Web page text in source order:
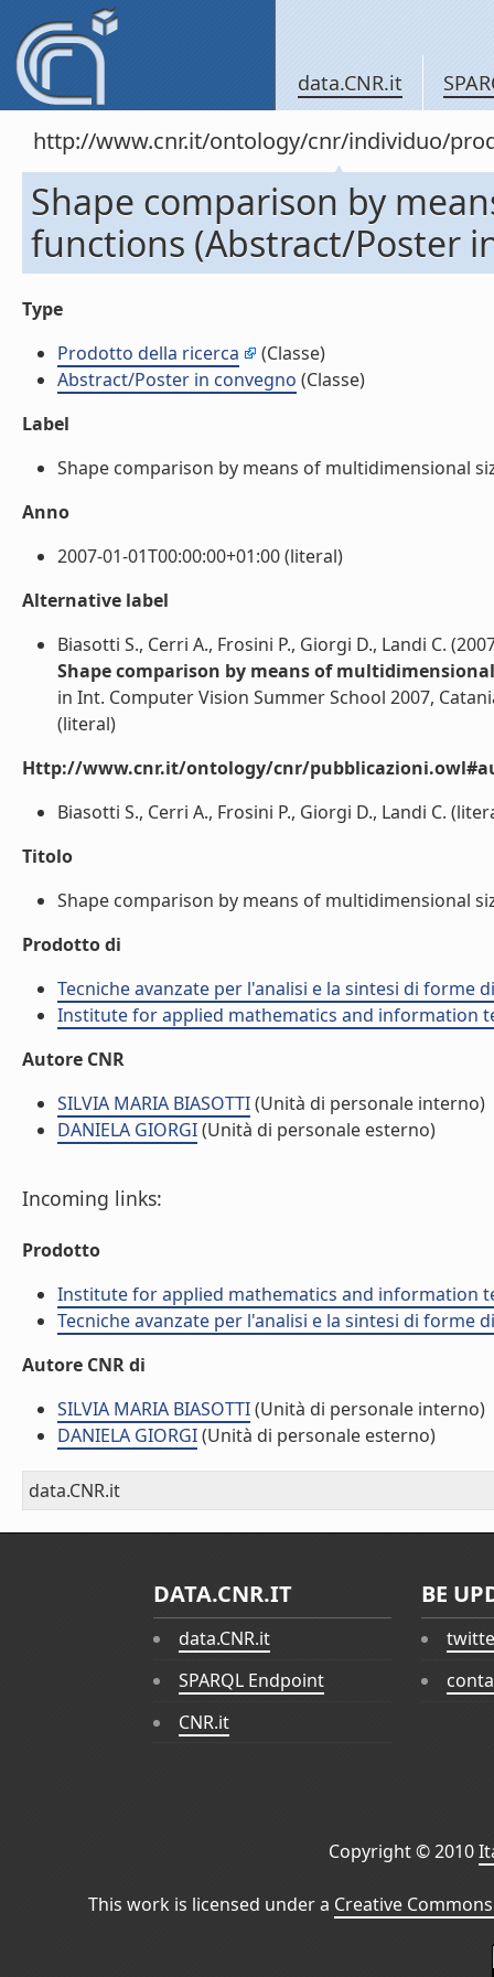
data.CNR.it
http://www.cnr.it/ontology/cnr/individuo/
Shape comparison by
functions (Abstract/Poster
Type
Prodotto della ricerca
(Classe)
Abstract/Poster in convegno (Classe)
Label
Shape comparison by means of multidimensional
Anno
2007-01-01T00:00:00+01:00 (literal)
Alternative label
Biasotti S., Cerri A., Frosini P., Giorgi D., Landi C.
Shape comparison by means of
in Int. Computer Vision Summer School 2007,
(literal)
Http://www.cnr.it/ontology/cnr/
Biasotti S., Cerri A., Frosini P., Giorgi D., Landi C.
Titolo
Shape comparison by means of multidimensional
Prodotto di
Tecniche avanzate per l'analisi e la sintesi di forme
Institute for applied mathematics and information
Autore CNR
SILVIA MARIA BIASOTTI(Unità di personale interno)
DANIELA GIORGI(Unità di personale esterno)
Incoming links:
Prodotto
Institute for applied mathematics and information
Tecniche avanzate per l'analisi e la sintesi di forme
Autore CNR di
SILVIA MARIA BIASOTTI(Unità di personale interno)
DANIELA GIORGI(Unità di personale esterno)
data.CNR.it
DATA.CNR.IT
data.CNR.it
SPARQL Endpoint
CNR.it
BE
Copyright © 2010
This work is licensed under a Creative